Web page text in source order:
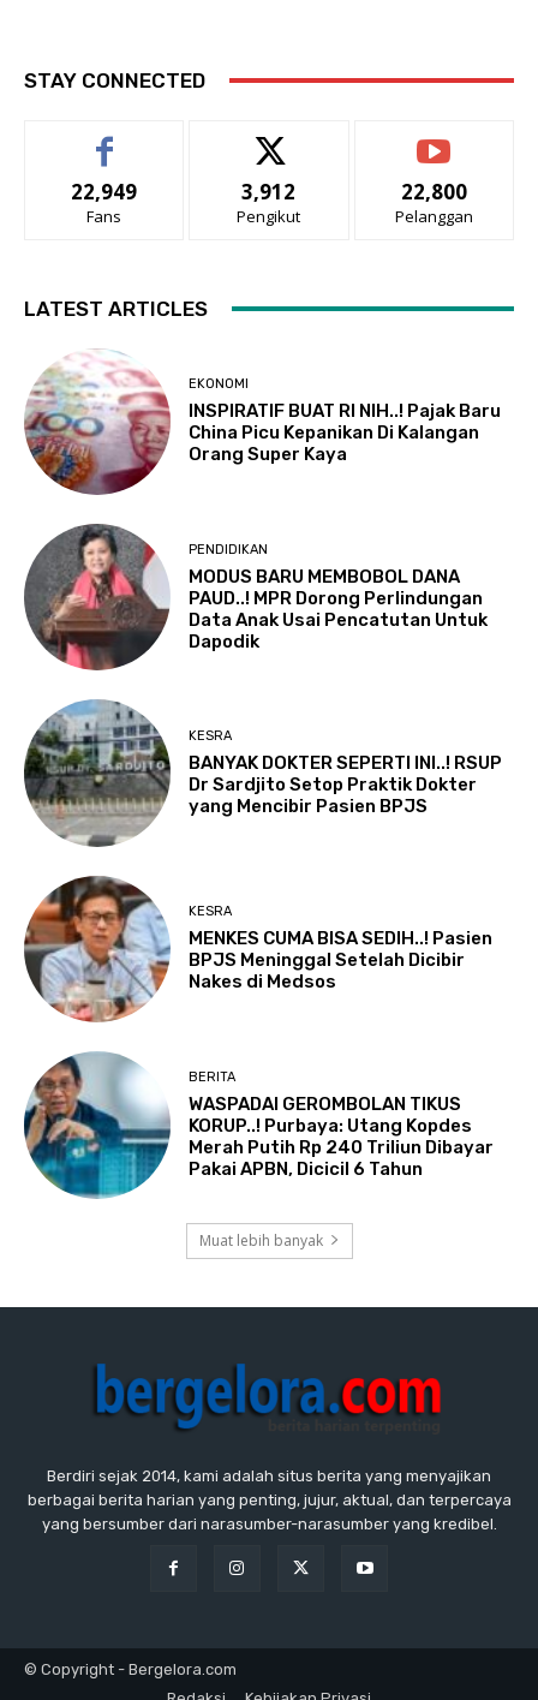
STAY CONNECTED
22,949
Fans
3,912
Pengikut
22,800
Pelanggan
LATEST ARTICLES
EKONOMI
INSPIRATIF BUAT RI NIH..! Pajak Baru
China Picu Kepanikan Di Kalangan
Orang Super Kaya
PENDIDIKAN
MODUS BARU MEMBOBOL DANA
PAUD..! MPR Dorong Perlindungan
Data Anak Usai Pencatutan Untuk
Dapodik
KESRA
BANYAK DOKTER SEPERTI INI..! RSUP
Dr Sardjito Setop Praktik Dokter
yang Mencibir Pasien BPJS
KESRA
MENKES CUMA BISA SEDIH..! Pasien
BPJS Meninggal Setelah Dicibir
Nakes di Medsos
BERITA
WASPADAI GEROMBOLAN TIKUS
KORUP..! Purbaya: Utang Kopdes
Merah Putih Rp 240 Triliun Dibayar
Pakai APBN, Dicicil 6 Tahun
Muat lebih banyak
Berdiri sejak 2014, kami adalah situs berita yang menyajikan
berbagai berita harian yang penting, jujur, aktual, dan terpercaya
yang bersumber dari narasumber-narasumber yang kredibel.
© Copyright - Bergelora.com